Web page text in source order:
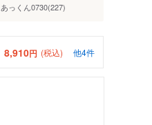
あっくん0730(227)
8,910円 (税込) 他4件